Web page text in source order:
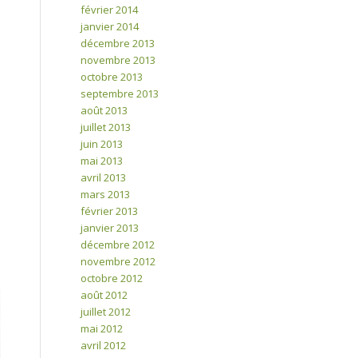
février 2014
janvier 2014
décembre 2013
novembre 2013
octobre 2013
septembre 2013
août 2013
juillet 2013
juin 2013
mai 2013
avril 2013
mars 2013
février 2013
janvier 2013
décembre 2012
novembre 2012
octobre 2012
août 2012
juillet 2012
mai 2012
avril 2012